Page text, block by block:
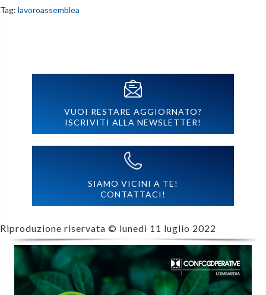
Tag: lavoroassemblea
VUOI RESTARE AGGIORNATO?
ISCRIVITI ALLA NEWSLETTER!
SIAMO VICINI A TE!
CONTATTACI!
Riproduzione riservata © lunedì 11 luglio 2022